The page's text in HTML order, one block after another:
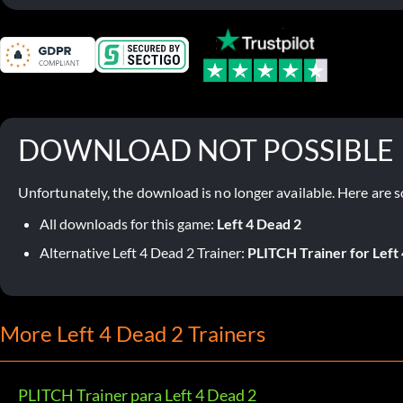
DOWNLOAD NOT POSSIBLE
Unfortunately, the download is no longer available. Here are
All downloads for this game: Left 4 Dead 2
Alternative Left 4 Dead 2 Trainer: PLITCH Trainer for Left
More Left 4 Dead 2 Trainers
PLITCH Trainer para Left 4 Dead 2